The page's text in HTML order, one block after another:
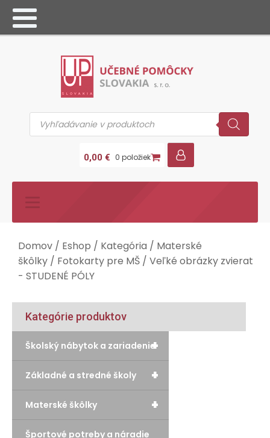
Products
search
0,00 € 0 položiek
Domov / Eshop / Kategória / Materské
škôlky / Fotokarty pre MŠ / Veľké obrázky zvierat
- STUDENÉ PÓLY
Kategórie produktov
+
Školský nábytok a zariadenie
+
Základné a stredné školy
+
Materské škôlky
Športové potreby a náradie